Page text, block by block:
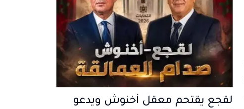
لقجع يقتحم معقل أخنوش ويدعو